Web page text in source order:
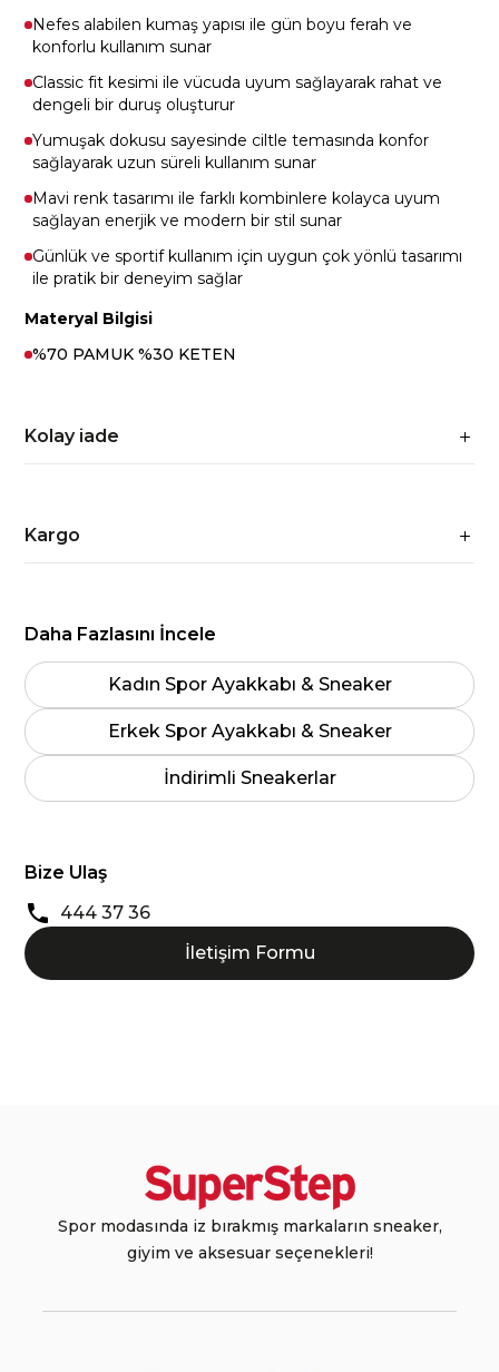
Nefes alabilen kumaş yapısı ile gün boyu ferah ve
konforlu kullanım sunar
Classic fit kesimi ile vücuda uyum sağlayarak rahat ve
dengeli bir duruş oluşturur
Yumuşak dokusu sayesinde ciltle temasında konfor
sağlayarak uzun süreli kullanım sunar
Mavi renk tasarımı ile farklı kombinlere kolayca uyum
sağlayan enerjik ve modern bir stil sunar
Günlük ve sportif kullanım için uygun çok yönlü tasarımı
ile pratik bir deneyim sağlar
Materyal Bilgisi
%70 PAMUK %30 KETEN
Kolay iade
Kargo
Daha Fazlasını İncele
Kadın Spor Ayakkabı & Sneaker
Erkek Spor Ayakkabı & Sneaker
İndirimli Sneakerlar
Bize Ulaş
444 37 36
İletişim Formu
Spor modasında iz bırakmış markaların sneaker,
giyim ve aksesuar seçenekleri!